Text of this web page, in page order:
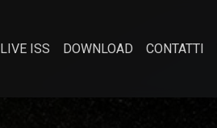
LIVE ISS DOWNLOAD CONTATTI